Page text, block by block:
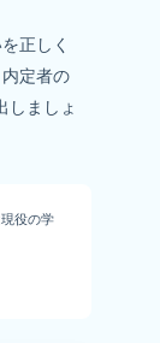
正しく
定者の
しましょ
役の学